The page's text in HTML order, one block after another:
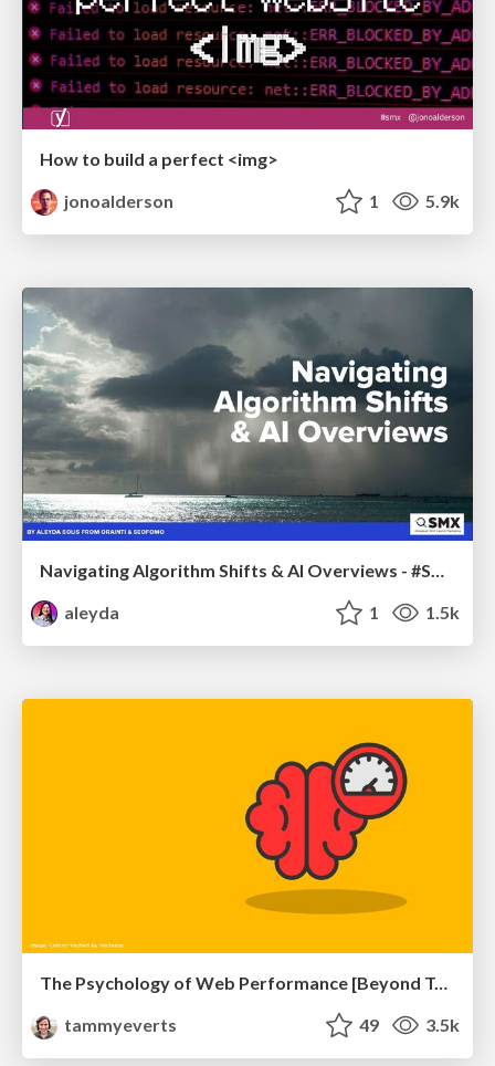
How to build a perfect <img>
jonoalderson
1 5.9k
Navigating Algorithm Shifts & AI Overviews - #SMXNext
aleyda
1 1.5k
The Psychology of Web Performance [Beyond Tellerrand 2023]
tammyeverts
49 3.5k